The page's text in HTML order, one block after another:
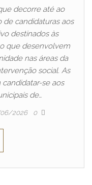
decorre até ao
de candidaturas aos
destinados às
que desenvolvem
nas áreas da
social. As
se aos
de…
2026 0